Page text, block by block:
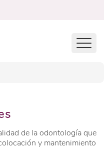
de la odontología que
y mantenimiento